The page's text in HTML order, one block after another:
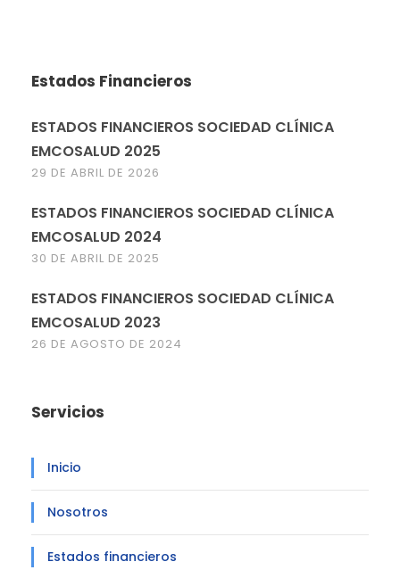
Estados Financieros
ESTADOS FINANCIEROS SOCIEDAD CLÍNICA
EMCOSALUD 2025
29 DE ABRIL DE 2026
ESTADOS FINANCIEROS SOCIEDAD CLÍNICA
EMCOSALUD 2024
30 DE ABRIL DE 2025
ESTADOS FINANCIEROS SOCIEDAD CLÍNICA
EMCOSALUD 2023
26 DE AGOSTO DE 2024
Servicios
Inicio
Nosotros
Estados financieros